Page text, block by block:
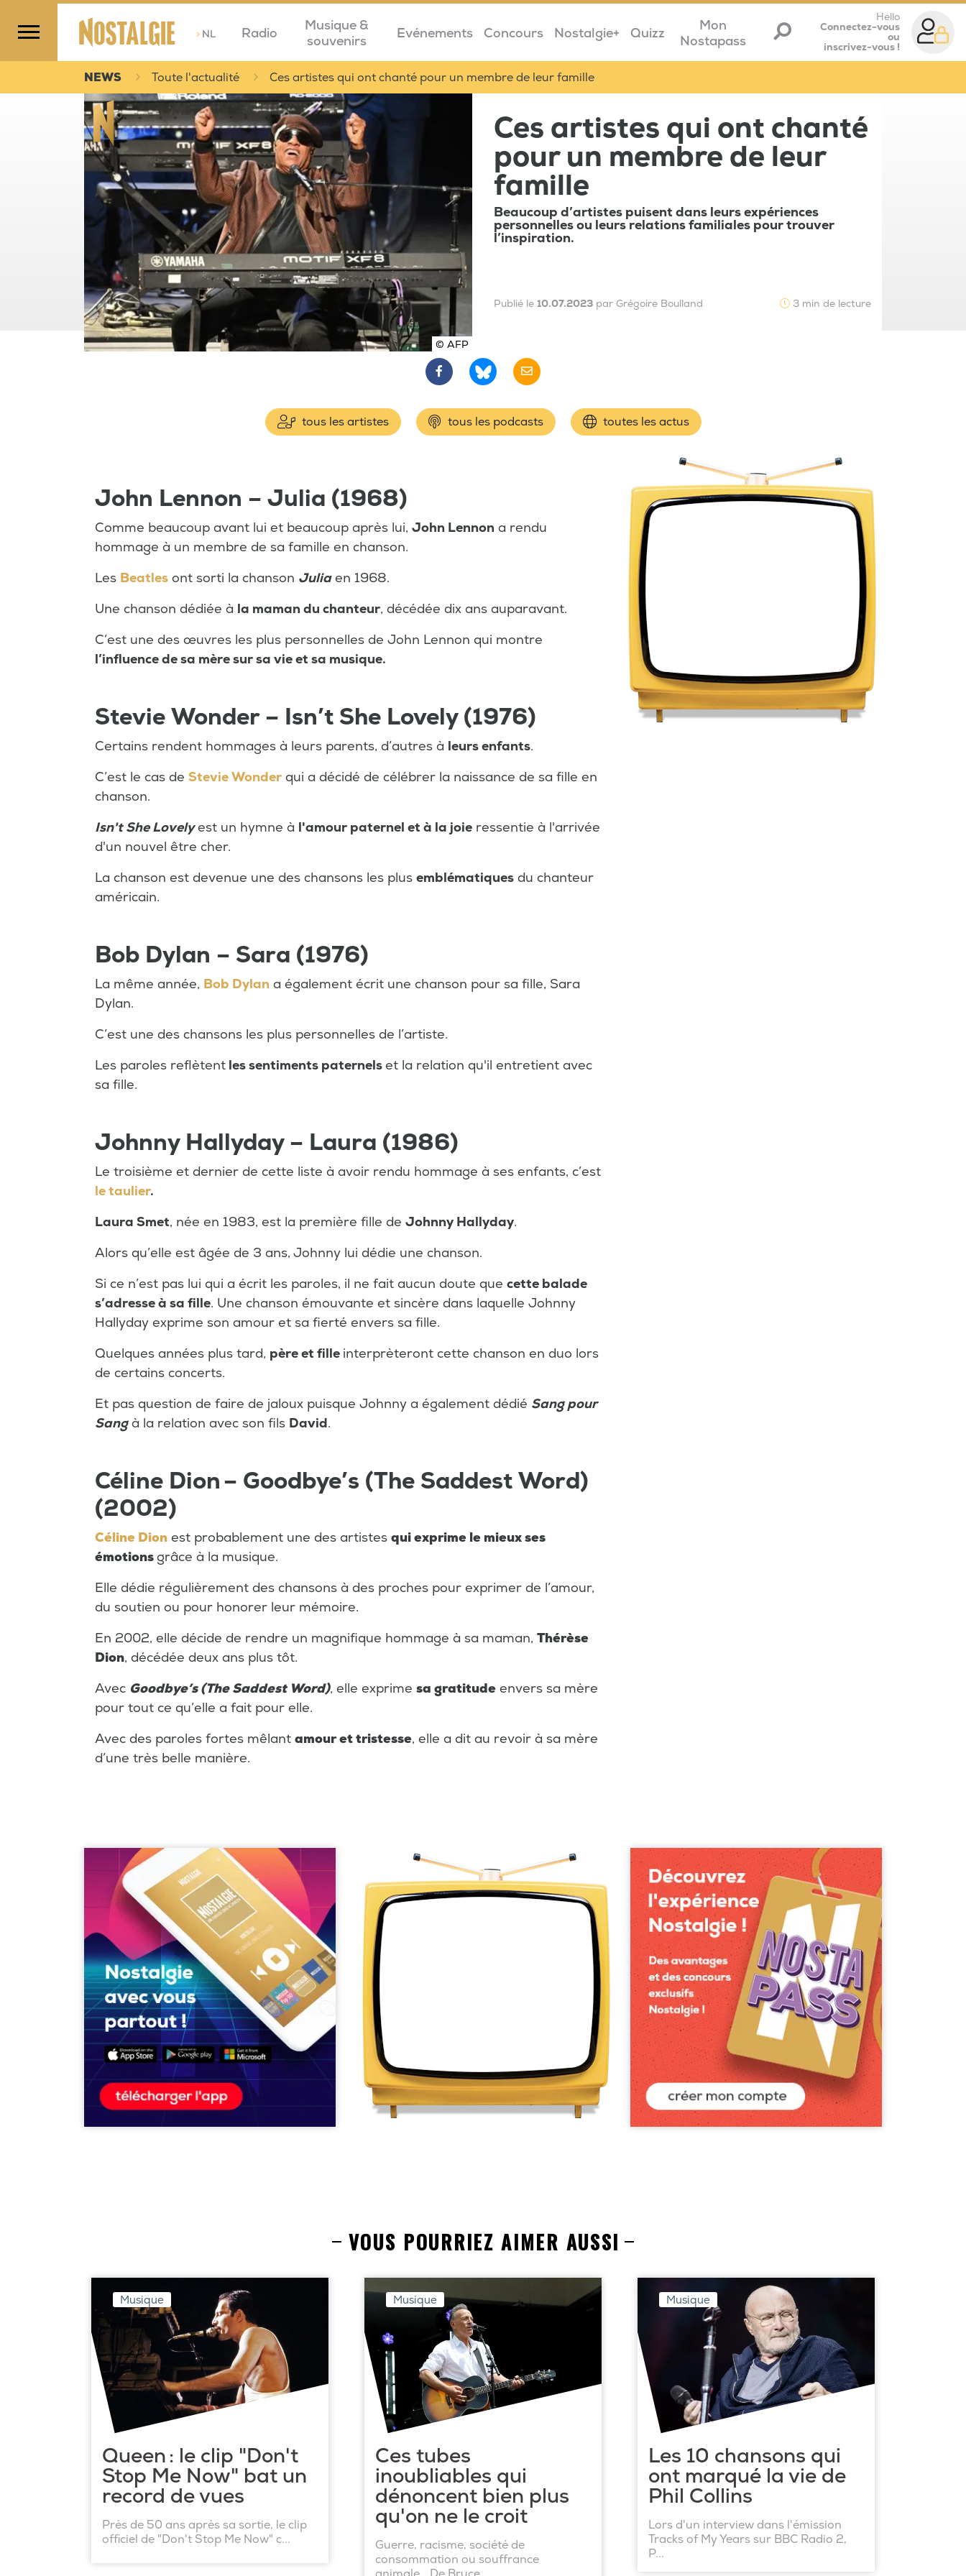
>NL Radio
Musique &
souvenirs
Evénements Concours Nostalgie+ Quizz
Mon
Nostapass
Hello
Connectez-vous
ou
inscrivez-vous !
NEWS Toute l'actualité Ces artistes qui ont chanté pour un membre de leur famille
© AFP
Ces artistes qui ont chanté
pour un membre de leur
famille
Beaucoup d’artistes puisent dans leurs expériences
personnelles ou leurs relations familiales pour trouver
l’inspiration.
Publié le 10.07.2023 par Grégoire Boulland 3 min de lecture
tous les artistes tous les podcasts toutes les actus
John Lennon – Julia (1968)
Comme beaucoup avant lui et beaucoup après lui, John Lennon a rendu
hommage à un membre de sa famille en chanson.
Les Beatles ont sorti la chanson Juliaen 1968.
Une chanson dédiée à la maman du chanteur, décédée dix ans auparavant.
C’est une des œuvres les plus personnelles de John Lennon qui montre
l’influence de sa mère sur sa vie et sa musique.
Stevie Wonder – Isn’t She Lovely (1976)
Certains rendent hommages à leurs parents, d’autres à leurs enfants.
C’est le cas de Stevie Wonder qui a décidé de célébrer la naissance de sa fille en
chanson.
Isn't She Lovelyest un hymne à l'amour paternel et à la joie ressentie à l'arrivée
d'un nouvel être cher.
La chanson est devenue une des chansons les plus emblématiques du chanteur
américain.
Bob Dylan – Sara (1976)
La même année, Bob Dylan a également écrit une chanson pour sa fille, Sara
Dylan.
C’est une des chansons les plus personnelles de l’artiste.
Les paroles reflètent les sentiments paternelset la relation qu'il entretient avec
sa fille.
Johnny Hallyday – Laura (1986)
Le troisième et dernier de cette liste à avoir rendu hommage à ses enfants, c’est
le taulier.
Laura Smet, née en 1983, est la première fille de Johnny Hallyday.
Alors qu’elle est âgée de 3 ans, Johnny lui dédie une chanson.
Si ce n’est pas lui qui a écrit les paroles, il ne fait aucun doute que cette balade
s’adresse à sa fille. Une chanson émouvante et sincère dans laquelle Johnny
Hallyday exprime son amour et sa fierté envers sa fille.
Quelques années plus tard, père et fille interprèteront cette chanson en duo lors
de certains concerts.
Et pas question de faire de jaloux puisque Johnny a également dédié Sang pour
Sangà la relation avec son fils David.
Céline Dion – Goodbye’s (The Saddest Word)
(2002)
Céline Dion est probablement une des artistes qui exprime le mieux ses
émotionsgrâce à la musique.
Elle dédie régulièrement des chansons à des proches pour exprimer de l’amour,
du soutien ou pour honorer leur mémoire.
En 2002, elle décide de rendre un magnifique hommage à sa maman, Thérèse
Dion, décédée deux ans plus tôt.
Avec Goodbye’s (The Saddest Word), elle exprime sa gratitude envers sa mère
pour tout ce qu’elle a fait pour elle.
Avec des paroles fortes mêlant amour et tristesse, elle a dit au revoir à sa mère
d’une très belle manière.
VOUS POURRIEZ AIMER AUSSI
Musique
Queen : le clip "Don't
Stop Me Now" bat un
record de vues
Près de 50 ans après sa sortie, le clip
officiel de "Don't Stop Me Now" c...
Musique
Ces tubes
inoubliables qui
dénoncent bien plus
qu'on ne le croit
Guerre, racisme, société de
consommation ou souffrance
Musique
Les 10 chansons qui
ont marqué la vie de
Phil Collins
Lors d'un interview dans l'émission
Tracks of My Years sur BBC Radio 2,
P...